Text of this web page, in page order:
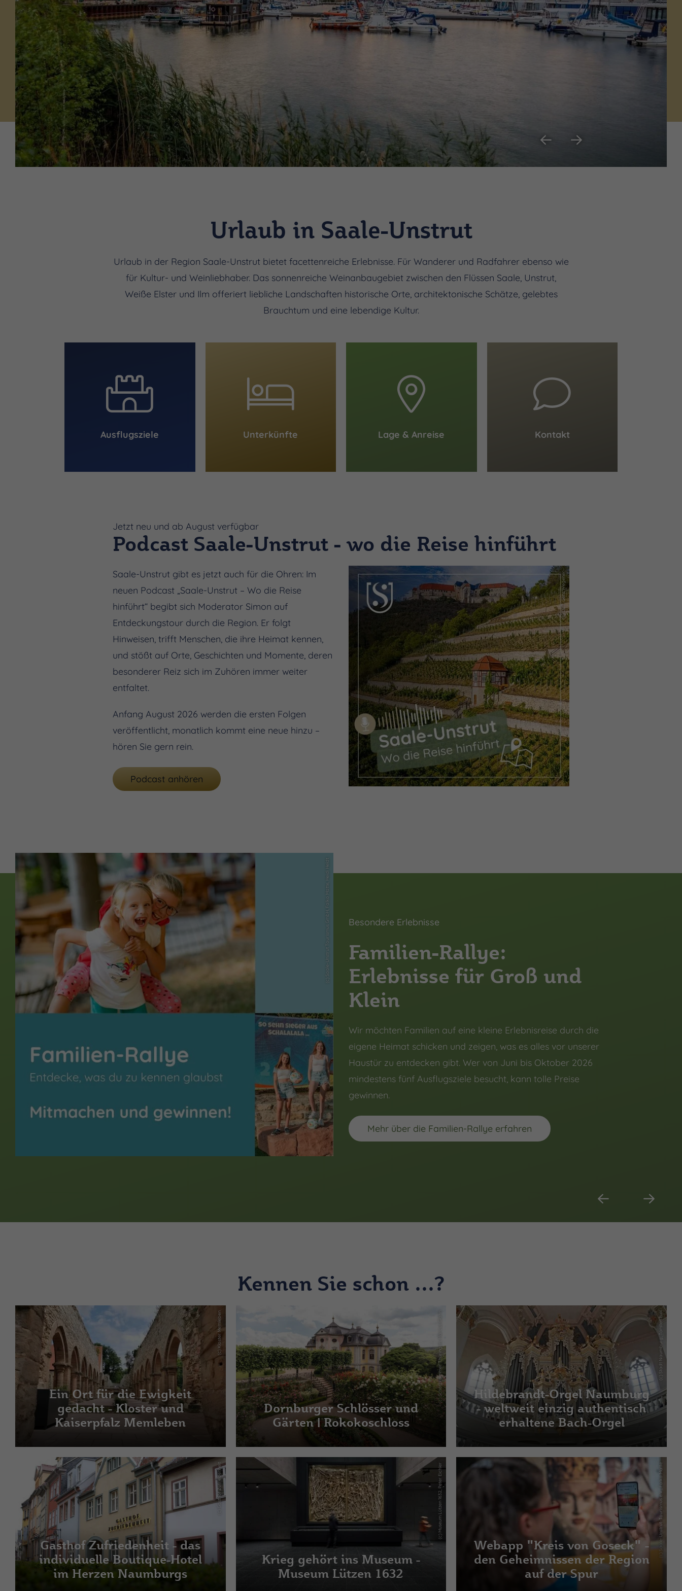
Urlaub in Saale-Unstrut
Urlaub in der Region Saale-Unstrut bietet facettenreiche Erlebnisse. Für Wanderer und Radfahrer ebenso wie
für Kultur- und Weinliebhaber. Das sonnenreiche Weinanbaugebiet zwischen den Flüssen Saale, Unstrut,
Weiße Elster und Ilm offeriert liebliche Landschaften historische Orte, architektonische Schätze, gelebtes
Brauchtum und eine lebendige Kultur.
Ausflugsziele Unterkünfte Lage & Anreise Kontakt
Jetzt neu und ab August verfügbar
Podcast Saale-Unstrut - wo die Reise hinführt
Saale-Unstrut gibt es jetzt auch für die Ohren: Im
neuen Podcast „Saale-Unstrut – Wo die Reise
hinführt“ begibt sich Moderator Simon auf
Entdeckungstour durch die Region. Er folgt
Hinweisen, trifft Menschen, die ihre Heimat kennen,
und stößt auf Orte, Geschichten und Momente, deren
besonderer Reiz sich im Zuhören immer weiter
entfaltet.
Anfang August 2026 werden die ersten Folgen
veröffentlicht, monatlich kommt eine neue hinzu –
hören Sie gern rein.
Podcast anhören
(c) DZT, Jens Wegener
(c) Saale-Unstrut Tourismus GmbH, Falko Matte, Heidi Heldt Besondere Erlebnisse
Familien-Rallye:
Erlebnisse für Groß und
Klein
Wir möchten Familien auf eine kleine Erlebnisreise durch die
eigene Heimat schicken und zeigen, was es alles vor unserer
Haustür zu entdecken gibt. Wer von Juni bis Oktober 2026
mindestens fünf Ausflugsziele besucht, kann tolle Preise
gewinnen.
Mehr über die Familien-Rallye erfahren
Kennen Sie schon ...?
(c) Kloster Memleben
Ein Ort für die Ewigkeit
gedacht - Kloster und
Kaiserpfalz Memleben
(c) Schatzkammer Thüringen, Marcus Glahn
Dornburger Schlösser und
Gärten | Rokokoschloss
(c) Stadt Naumburg, Torsten Biel
Hildebrandt-Orgel Naumburg
- weltweit einzig authentisch
erhaltene Bach-Orgel
(c) Gasthof Zufriedenheit
Gasthof Zufriedenheit - das
individuelle Boutique-Hotel
im Herzen Naumburgs
(c) Museum Lützen 1632, Peter Eichler
Krieg gehört ins Museum -
Museum Lützen 1632
(c) Saale-Unstrut-Tourismus e.V., Falko Matte
Webapp "Kreis von Goseck" -
den Geheimnissen der Region
auf der Spur